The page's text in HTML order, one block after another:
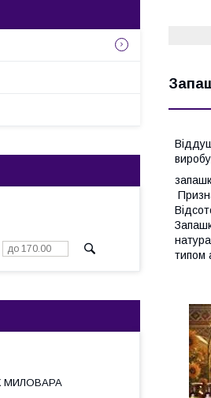
типом
МИЛОВАРА